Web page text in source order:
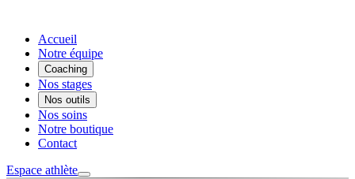
Accueil
Notre équipe
Coaching
Nos stages
Nos outils
Nos soins
Notre boutique
Contact
Espace athlète